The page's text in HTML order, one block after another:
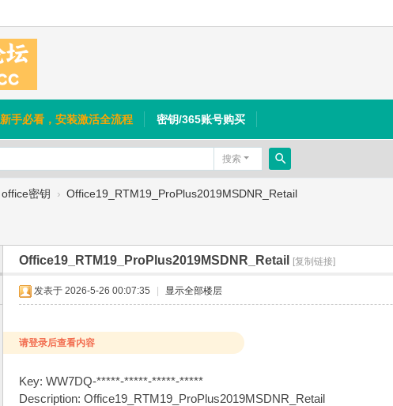
新手必看，安装激活全流程 密钥/365账号购买
搜索
搜
office密钥 › Office19_RTM19_ProPlus2019MSDNR_Retail
Office19_RTM19_ProPlus2019MSDNR_Retail [复制链接]
发表于 2026-5-26 00:07:35 显示全部楼层
请登录后查看内容
Key: WW7DQ-*****-*****-*****-*****
Description: Office19_RTM19_ProPlus2019MSDNR_Retail